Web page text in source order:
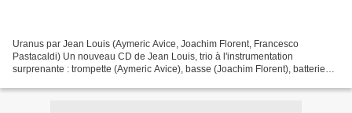
Uranus par Jean Louis (Aymeric Avice, Joachim Florent, Francesco
Pastacaldi) Un nouveau CD de Jean Louis, trio à l'instrumentation
surprenante : trompette (Aymeric Avice), basse (Joachim Florent), batterie